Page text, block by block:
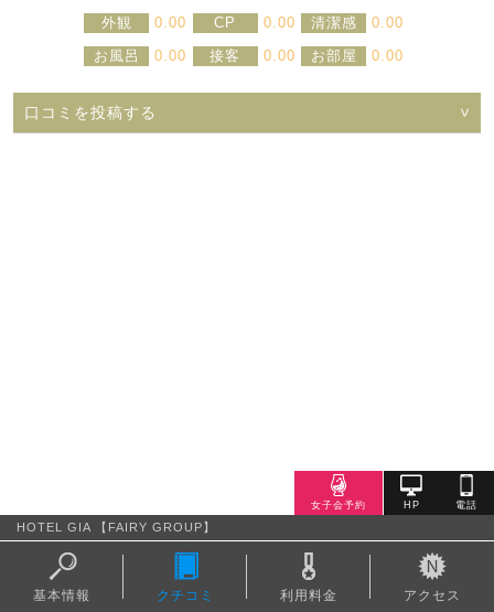
外観 0.00 CP 0.00 清潔感
0.00
お風呂
0.00 接客 0.00 お部屋 0.00
口コミを投稿する
HOTEL GIA 【FAIRY GROUP】